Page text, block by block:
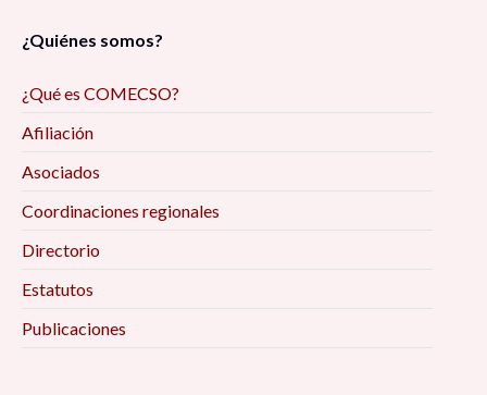
¿Quiénes somos?
¿Qué es COMECSO?
Afiliación
Asociados
Coordinaciones regionales
Directorio
Estatutos
Publicaciones